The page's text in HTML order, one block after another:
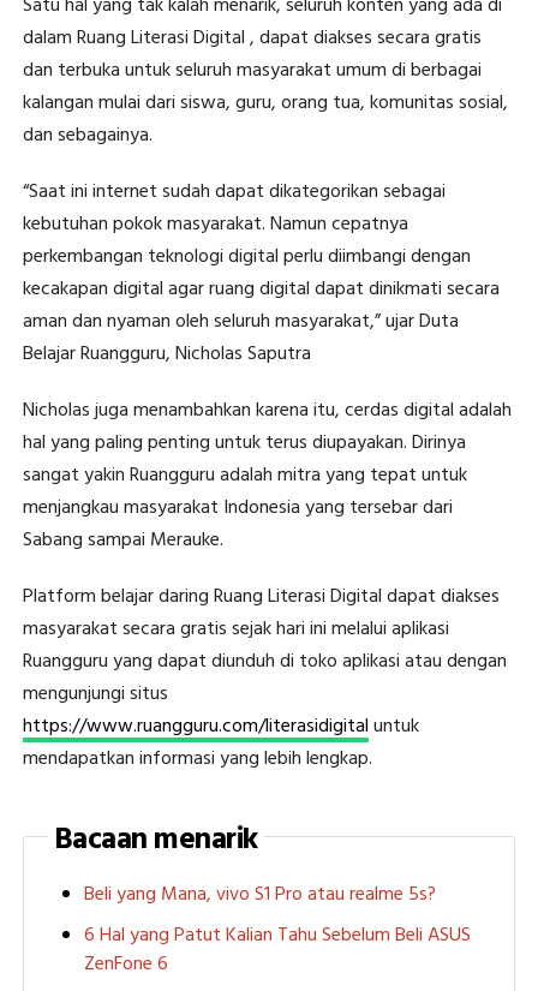
dalam Ruang Literasi Digital , dapat diakses secara gratis
dan terbuka untuk seluruh masyarakat umum di berbagai
kalangan mulai dari siswa, guru, orang tua, komunitas sosial,
dan sebagainya.
“Saat ini internet sudah dapat dikategorikan sebagai
kebutuhan pokok masyarakat. Namun cepatnya
perkembangan teknologi digital perlu diimbangi dengan
kecakapan digital agar ruang digital dapat dinikmati secara
aman dan nyaman oleh seluruh masyarakat,” ujar Duta
Belajar Ruangguru, Nicholas Saputra
Nicholas juga menambahkan karena itu, cerdas digital adalah
hal yang paling penting untuk terus diupayakan. Dirinya
sangat yakin Ruangguru adalah mitra yang tepat untuk
menjangkau masyarakat Indonesia yang tersebar dari
Sabang sampai Merauke.
Platform belajar daring Ruang Literasi Digital dapat diakses
masyarakat secara gratis sejak hari ini melalui aplikasi
Ruangguru yang dapat diunduh di toko aplikasi atau dengan
mengunjungi situs
https://www.ruangguru.com/literasidigitaluntuk
mendapatkan informasi yang lebih lengkap.
Bacaan menarik
Beli yang Mana, vivo S1 Pro atau realme 5s?
6 Hal yang Patut Kalian Tahu Sebelum Beli ASUS
ZenFone 6